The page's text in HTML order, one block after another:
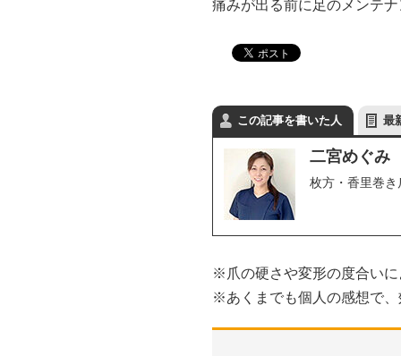
痛みが出る前に足のメンテ
この記事を書いた人 最
二宮めぐみ
枚方・香里巻
※爪の硬さや変形の度合い
※あくまでも個人の感想で